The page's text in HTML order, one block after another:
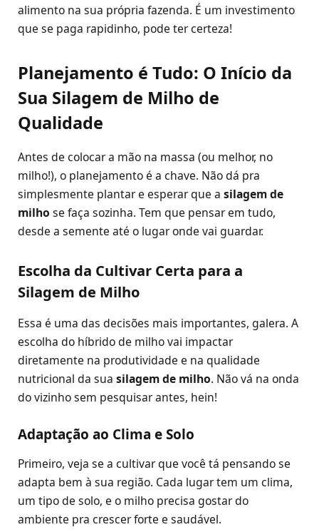
alimento na sua própria fazenda. É um investimento
que se paga rapidinho, pode ter certeza!
Planejamento é Tudo: O Início da
Sua Silagem de Milho de
Qualidade
Antes de colocar a mão na massa (ou melhor, no
milho!), o planejamento é a chave. Não dá pra
simplesmente plantar e esperar que a silagem de
milho se faça sozinha. Tem que pensar em tudo,
desde a semente até o lugar onde vai guardar.
Escolha da Cultivar Certa para a
Silagem de Milho
Essa é uma das decisões mais importantes, galera. A
escolha do híbrido de milho vai impactar
diretamente na produtividade e na qualidade
nutricional da sua silagem de milho. Não vá na onda
do vizinho sem pesquisar antes, hein!
Adaptação ao Clima e Solo
Primeiro, veja se a cultivar que você tá pensando se
adapta bem à sua região. Cada lugar tem um clima,
um tipo de solo, e o milho precisa gostar do
ambiente pra crescer forte e saudável.